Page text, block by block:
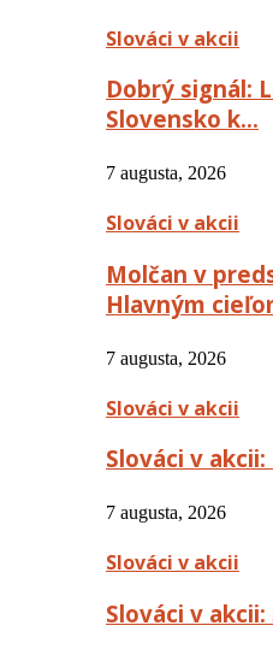
Slováci v akcii
Dobrý signál:
Slovensko k…
7 augusta, 2026
Slováci v akcii
Molčan v
Hlavným
7 augusta, 2026
Slováci v akcii
Slováci v
7 augusta, 2026
Slováci v akcii
Slováci v